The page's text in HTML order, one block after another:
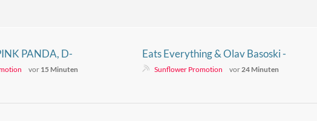
PANDA, D-
In The Stars
vor 15 Minuten
Eats Everything & Olav Basoski -
Waterman
Sunflower Promotion vor24 Minuten